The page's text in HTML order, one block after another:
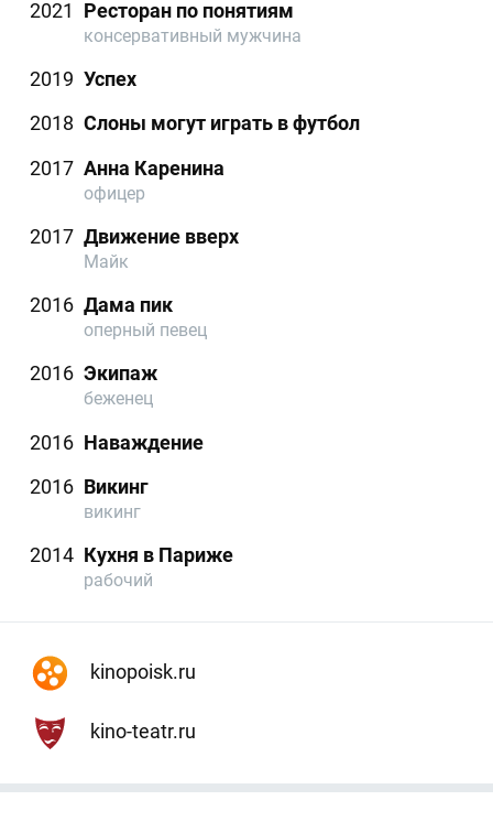
2021 Ресторан по понятиям
консервативный мужчина
2019 Успех
2018 Слоны могут играть в футбол
2017 Анна Каренина
офицер
2017 Движение вверх
Майк
2016 Дама пик
оперный певец
2016 Экипаж
беженец
2016 Наваждение
2016 Викинг
викинг
2014 Кухня в Париже
рабочий
kinopoisk.ru
kino-teatr.ru